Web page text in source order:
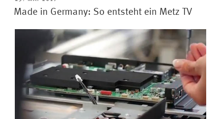
ist
AM
Made in Germany: So entsteht ein Metz TV